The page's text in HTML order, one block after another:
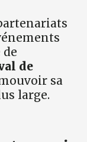
de
sa
large.